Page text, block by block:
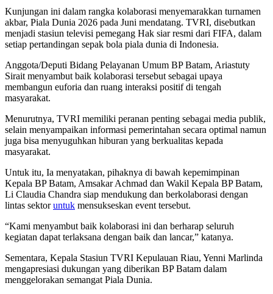
Kunjungan ini dalam rangka kolaborasi menyemarakkan turnamen
akbar, Piala Dunia 2026 pada Juni mendatang. TVRI, disebutkan
menjadi stasiun televisi pemegang Hak siar resmi dari FIFA, dalam
setiap pertandingan sepak bola piala dunia di Indonesia.
Anggota/Deputi Bidang Pelayanan Umum BP Batam, Ariastuty
Sirait menyambut baik kolaborasi tersebut sebagai upaya
membangun euforia dan ruang interaksi positif di tengah
masyarakat.
Menurutnya, TVRI memiliki peranan penting sebagai media publik,
selain menyampaikan informasi pemerintahan secara optimal namun
juga bisa menyuguhkan hiburan yang berkualitas kepada
masyarakat.
Untuk itu, Ia menyatakan, pihaknya di bawah kepemimpinan
Kepala BP Batam, Amsakar Achmad dan Wakil Kepala BP Batam,
Li Claudia Chandra siap mendukung dan berkolaborasi dengan
lintas sektoruntuk mensukseskan event tersebut.
“Kami menyambut baik kolaborasi ini dan berharap seluruh
kegiatan dapat terlaksana dengan baik dan lancar,” katanya.
Sementara, Kepala Stasiun TVRI Kepulauan Riau, Yenni Marlinda
mengapresiasi dukungan yang diberikan BP Batam dalam
menggelorakan semangat Piala Dunia.